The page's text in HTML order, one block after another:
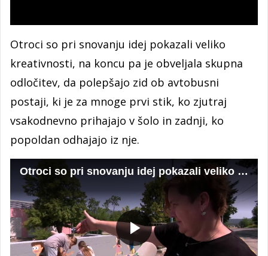
Otroci so pri snovanju idej pokazali veliko
kreativnosti, na koncu pa je obveljala skupna
odločitev, da polepšajo zid ob avtobusni
postaji, ki je za mnoge prvi stik, ko zjutraj
vsakodnevno prihajajo v šolo in zadnji, ko
popoldan odhajajo iz nje.
Otroci so pri snovanju idej pokazali veliko kreativnosti.